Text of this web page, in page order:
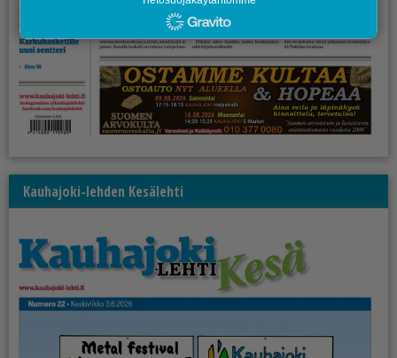
Kauhajoki-lehden Kesälehti